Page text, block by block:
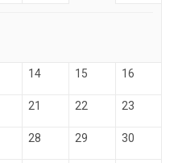
14 15 16
21 22 23
28 29 30